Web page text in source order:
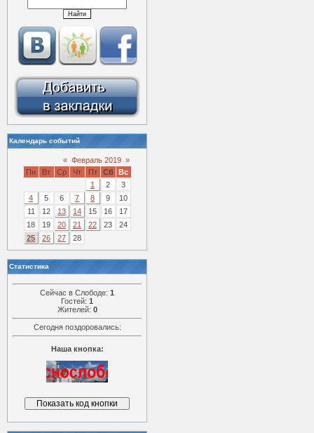
Календарь событий
« Февраль 2019 »
Пн
Вт Ср Чт Пт Сб
Вс
1
2
3
4
5 6 7 8 9
10
11
12 13 14 15 16
17
18
19 20 21 22 23
24
25
26 27 28
Статистика
Сейчас в Слободе: 1
Гостей: 1
Жителей: 0
Сегодня поздоровались:
Наша кнопка: